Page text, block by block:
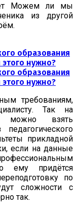
Можем ли мы
из другой
образования
этого нужно?
образования
этого нужно?
требованиям,
Так на
можно взять
прикладной
если на данные
ему придётся
по
сложности с
так.